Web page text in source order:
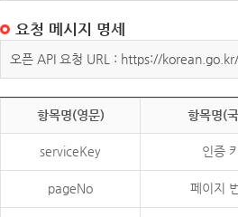
요청 메시지 명세
오픈 API 요청 URL : https://
항목명(영문) 항목명(
serviceKey 인증 키
pageNo 페이지